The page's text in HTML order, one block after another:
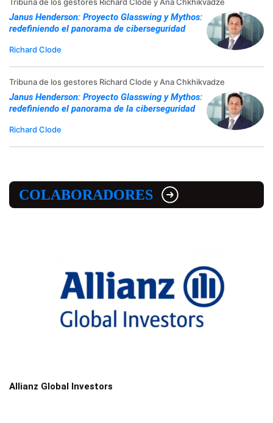
Janus Henderson: Proyecto Glasswing y Mythos:
redefiniendo el panorama de ciberseguridad
Richard Clode
Tribuna de los gestores Richard Clode y Ana Chkhikvadze
Janus Henderson: Proyecto Glasswing y Mythos:
redefiniendo el panorama de la ciberseguridad
Richard Clode
COLABORADORES
Allianz Global Investors